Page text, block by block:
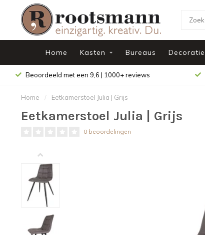
Home Kasten Bureaus Decoratie
Beoordeeld met een 9,6 | 1000+ reviews
Home / Eetkamerstoel Julia | Grijs
Eetkamerstoel Julia | Grijs
0 beoordelingen